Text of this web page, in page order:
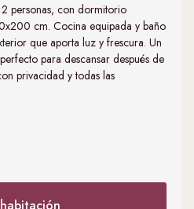
personas, con dormitorio
cm. Cocina equipada y baño
que aporta luz y frescura. Un
para descansar después de
privacidad y todas las